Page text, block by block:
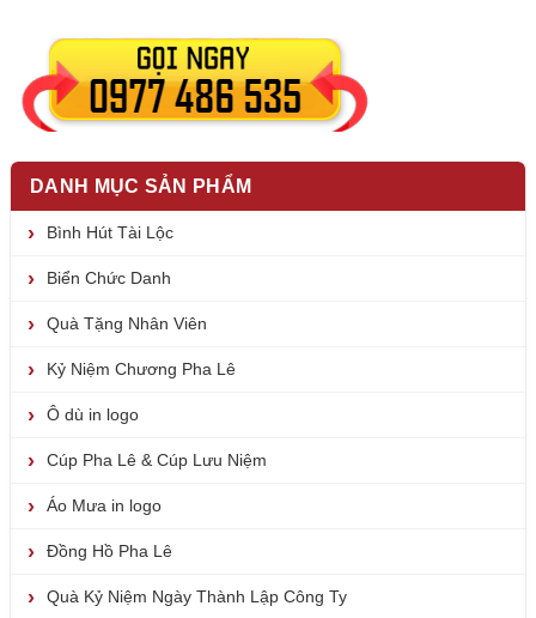
DANH MỤC SẢN PHẨM
Bình Hút Tài Lộc
Biển Chức Danh
Quà Tặng Nhân Viên
Kỷ Niệm Chương Pha Lê
Ô dù in logo
Cúp Pha Lê & Cúp Lưu Niệm
Áo Mưa in logo
Đồng Hồ Pha Lê
Quà Kỷ Niệm Ngày Thành Lập Công Ty